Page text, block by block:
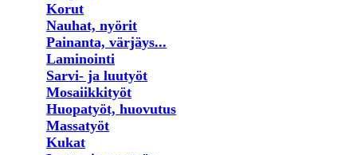
Korut
Nauhat, nyörit
Painanta, värjäys...
Laminointi
Sarvi- ja luutyöt
Mosaiikkityöt
Huopatyöt, huovutus
Massatyöt
Kukat